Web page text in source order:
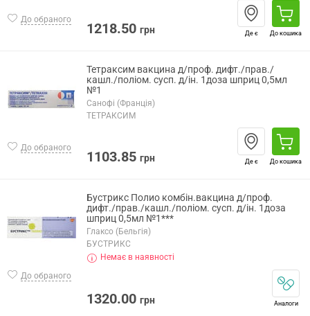
До обраного
1218.50 грн Де є До кошика
До обраного
Тетраксим вакцина д/проф. дифт./прав./
кашл./поліом. сусп. д/ін. 1доза шприц 0,5мл
№1
Санофі (Франція)
ТЕТРАКСИМ
1103.85 грн Де є До кошика
До обраного
Бустрикс Полио комбін.вакцина д/проф.
дифт./прав./кашл./поліом. сусп. д/ін. 1доза
шприц 0,5мл №1***
Глаксо (Бельгія)
БУСТРИКС
Немає в наявності
1320.00 грн Аналоги